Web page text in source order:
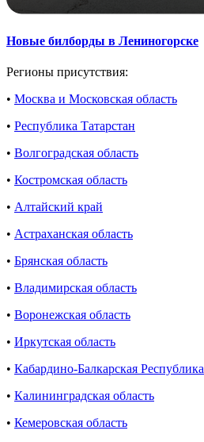
Новые билборды в Лениногорске
Регионы присутствия:
• Москва и Московская область
• Республика Татарстан
• Волгоградская область
• Костромская область
• Алтайский край
• Астраханская область
• Брянская область
• Владимирская область
• Воронежская область
• Иркутская область
• Кабардино-Балкарская Республика
• Калининградская область
• Кемеровская область